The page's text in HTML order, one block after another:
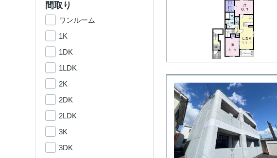
間取り
ワンルーム
1K
1DK
1LDK
2K
2DK
2LDK
3K
3DK